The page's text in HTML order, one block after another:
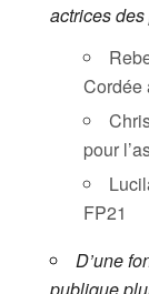
actrices
Cordée
pour
FP21
D’une
publique